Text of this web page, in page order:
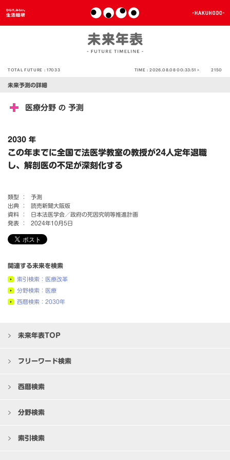
TOTAL FUTURE :17033 TIME :2026.08.08 00:33:51 > 2150
未来予測の詳細
医療分野 の 予測
2030 年
この年までに全国で法医学教室の教授が24人定年退職
し、解剖医の不足が深刻化する
類型 ：
予測
出典 ：
読売新聞大阪版
資料 ：
日本法医学会／政府の死因究明等推進計画
発表 ：
2024年10月5日
関連する未来を検索
索引検索：医療改革
分野検索：医療
西暦検索：2030年
未来年表TOP
フリーワード検索
西暦検索
分野検索
索引検索